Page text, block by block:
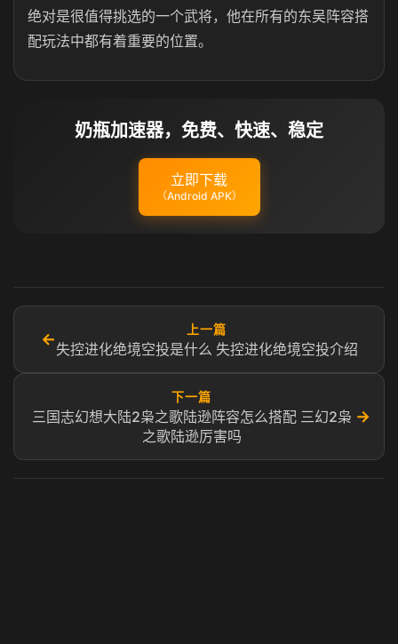
绝对是很值得挑选的一个武将，他在所有的东吴阵容搭
配玩法中都有着重要的位置。
奶瓶加速器，免费、快速、稳定
立即下载
（Android APK）
←
上一篇
失控进化绝境空投是什么 失控进化绝境空投介绍
下一篇
三国志幻想大陆2枭之歌陆逊阵容怎么搭配 三幻2枭
之歌陆逊厉害吗
→